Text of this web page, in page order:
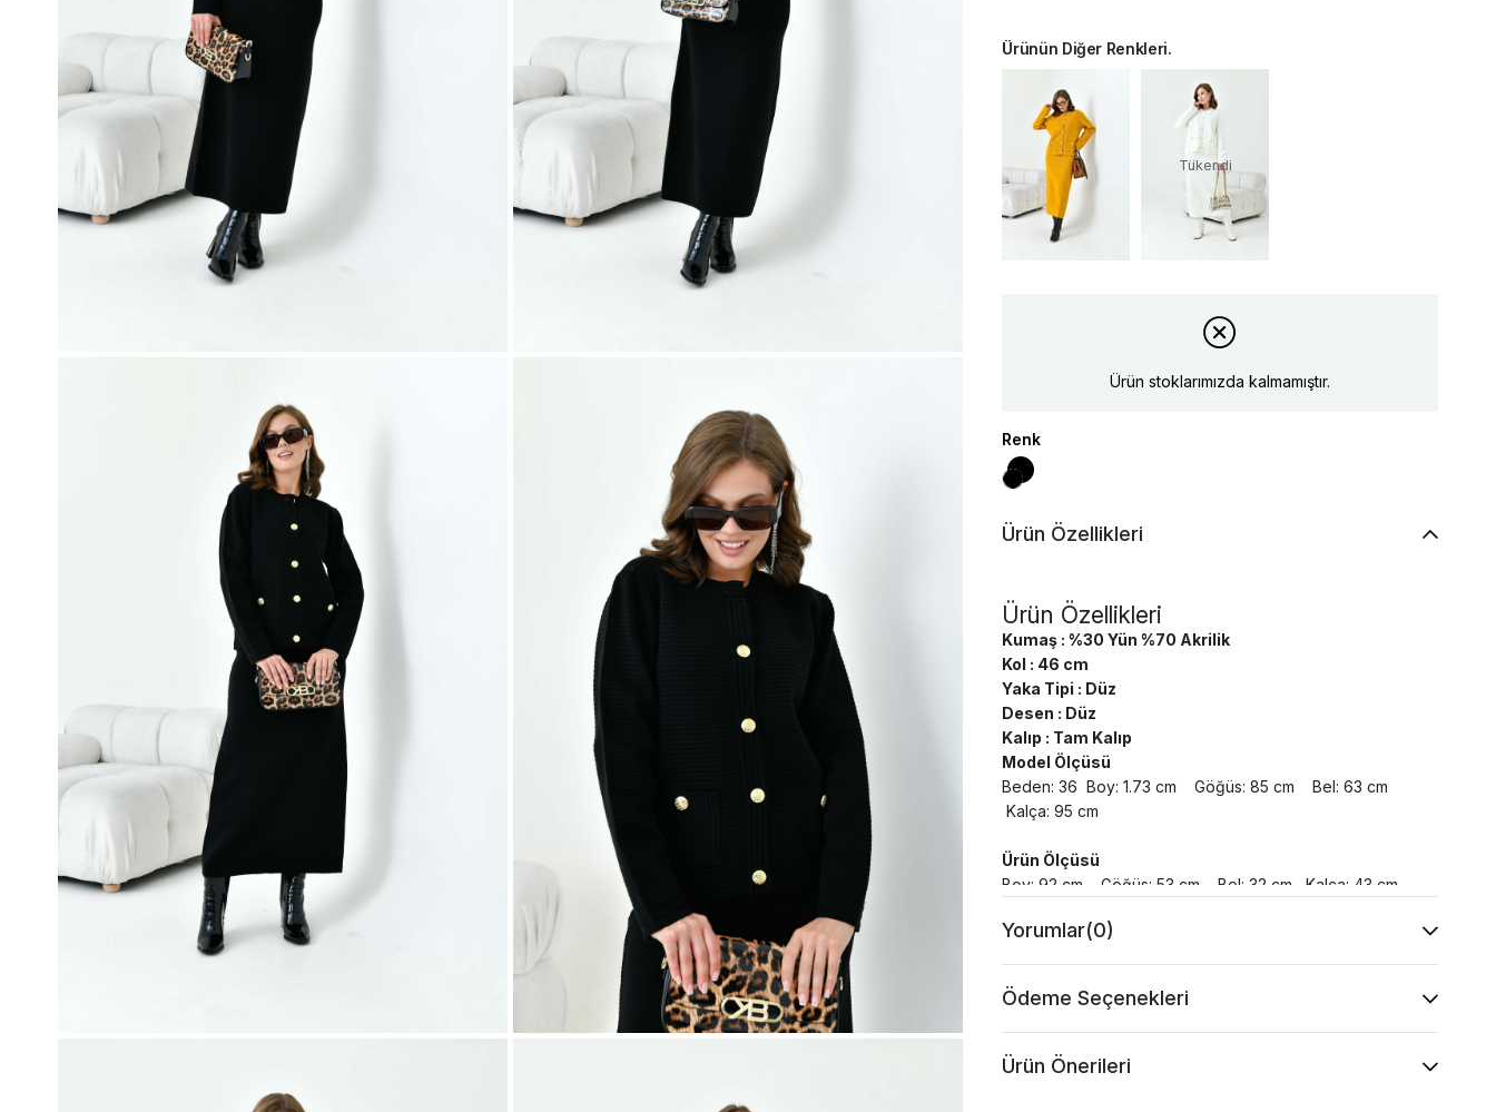
Ürünün Diğer Renkleri.
Tükendi
Ürün stoklarımızda kalmamıştır.
Renk
Ürün Özellikleri
Ürün Özellikleri
Kumaş : %30 Yün %70 Akrilik
Kol : 46 cm
Yaka Tipi : Düz
Desen : Düz
Kalıp : Tam Kalıp
Model Ölçüsü
Beden: 36 Boy: 1.73 cm Göğüs: 85 cm Bel: 63 cm
Kalça: 95 cm
Ürün Ölçüsü
Boy: 92 cm Göğüs: 53 cm Bel: 32 cm Kalça: 43 cm
Yıkama Talimatı :
Kurutma Makinesinde Kurutulamaz
Çözücü Kullanınız
Yorumlar(0)
Ödeme Seçenekleri
Ürün Önerileri